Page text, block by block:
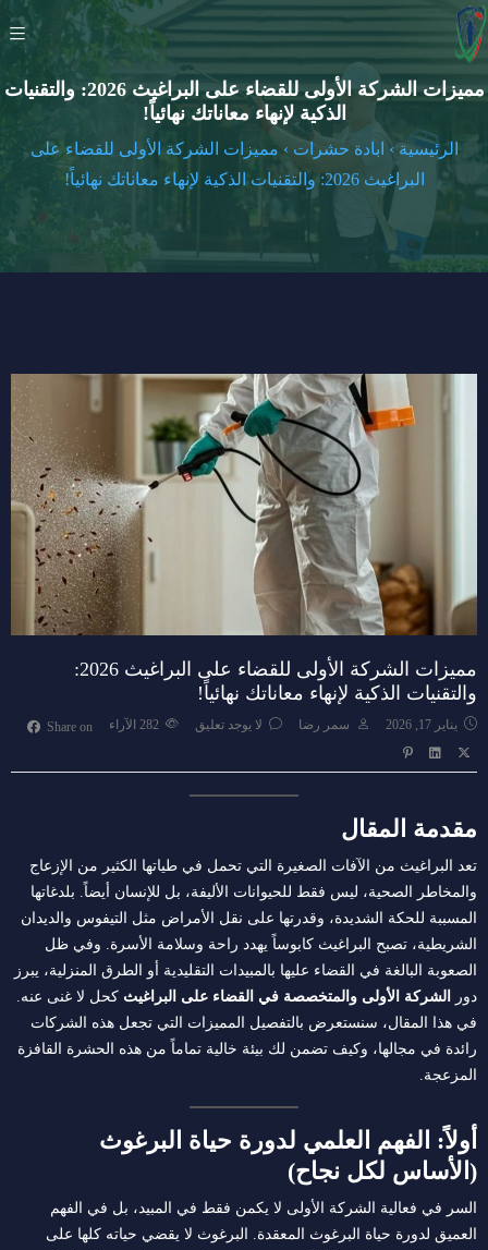
مميزات الشركة الأولى للقضاء على البراغيث 2026: والتقنيات
الذكية لإنهاء معاناتك نهائياً!
الرئيسية › ابادة حشرات › مميزات الشركة الأولى للقضاء على
البراغيث 2026: والتقنيات الذكية لإنهاء معاناتك نهائياً!
مميزات الشركة الأولى للقضاء على البراغيث 2026:
والتقنيات الذكية لإنهاء معاناتك نهائياً!
يناير 17, 2026 سمر رضا لا يوجد تعليق الآراء Share on
مقدمة المقال
تعد البراغيث من الآفات الصغيرة التي تحمل في طياتها الكثير من الإزعاج
والمخاطر الصحية، ليس فقط للحيوانات الأليفة، بل للإنسان أيضاً. بلدغاتها
المسببة للحكة الشديدة، وقدرتها على نقل الأمراض مثل التيفوس والديدان
الشريطية، تصبح البراغيث كابوساً يهدد راحة وسلامة الأسرة. وفي ظل
الصعوبة البالغة في القضاء عليها بالمبيدات التقليدية أو الطرق المنزلية، يبرز
دور
الشركة الأولى والمتخصصة في القضاء على البراغيث كحل لا غنى عنه.
في هذا المقال، سنستعرض بالتفصيل المميزات التي تجعل هذه الشركات
رائدة في مجالها، وكيف تضمن لك بيئة خالية تماماً من هذه الحشرة القافزة
المزعجة.
أولاً: الفهم العلمي لدورة حياة البرغوث
(الأساس لكل نجاح)
السر في فعالية الشركة الأولى لا يكمن فقط في المبيد، بل في الفهم
العميق لدورة حياة البرغوث المعقدة. البرغوث لا يقضي حياته كلها على